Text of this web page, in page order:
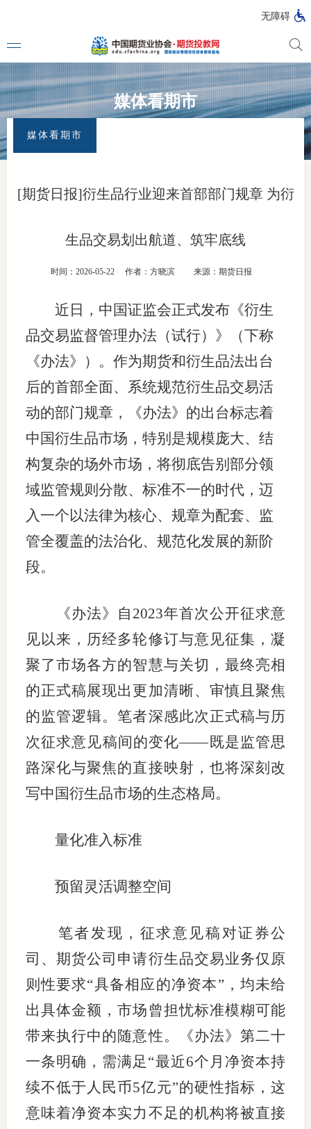
无障碍
媒体看
投教动
维权组
投教委
在线调
联系方
媒体看期市
媒体看期市
[期货日报]衍生品行业迎来首部部门规章 为衍
生品交易划出航道、筑牢底线
时间：2026-05-22 作者：方晓滨 来源：期货日报
近日，中国证监会正式发布《衍生
品交易监督管理办法（试行）》（下称
《办法》）。作为期货和衍生品法出台
后的首部全面、系统规范衍生品交易活
动的部门规章，《办法》的出台标志着
中国衍生品市场，特别是规模庞大、结
构复杂的场外市场，将彻底告别部分领
域监管规则分散、标准不一的时代，迈
入一个以法律为核心、规章为配套、监
管全覆盖的法治化、规范化发展的新阶
段。
《办法》自2023年首次公开征求意
见以来，历经多轮修订与意见征集，凝
聚了市场各方的智慧与关切，最终亮相
的正式稿展现出更加清晰、审慎且聚焦
的监管逻辑。笔者深感此次正式稿与历
次征求意见稿间的变化——既是监管思
路深化与聚焦的直接映射，也将深刻改
写中国衍生品市场的生态格局。
量化准入标准
预留灵活调整空间
笔者发现，征求意见稿对证券公
司、期货公司申请衍生品交易业务仅原
则性要求“具备相应的净资本”，均未给
出具体金额，市场曾担忧标准模糊可能
带来执行中的随意性。《办法》第二十
一条明确，需满足“最近6个月净资本持
续不低于人民币5亿元”的硬性指标，这
意味着净资本实力不足的机构将被直接